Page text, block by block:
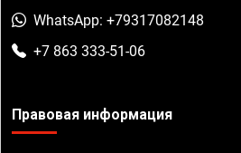
WhatsApp: +79317082148
+7 863 333-51-06
Правовая информация